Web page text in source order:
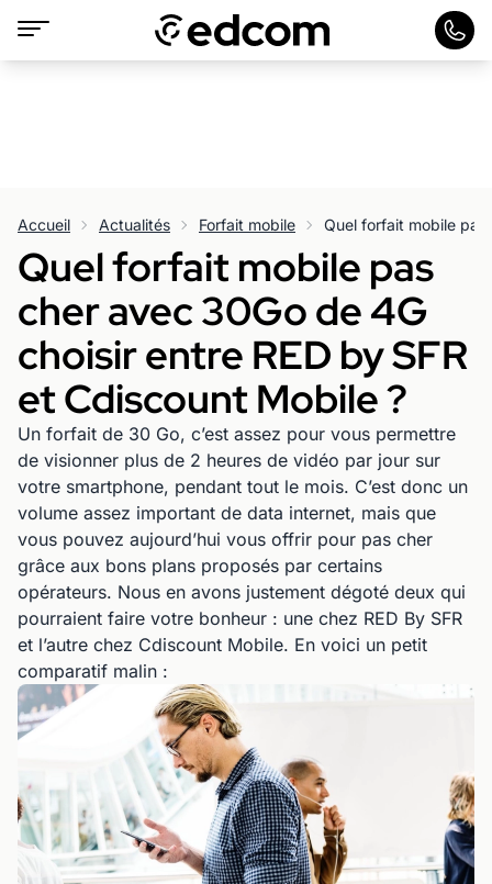
Accueil Actualités Forfait mobile
Quel forfait mobile pas
cher avec 30Go de 4G
choisir entre RED by SFR
et Cdiscount Mobile ?
Un forfait de 30 Go, c’est assez pour vous permettre
de visionner plus de 2 heures de vidéo par jour sur
votre smartphone, pendant tout le mois. C’est donc un
volume assez important de data internet, mais que
vous pouvez aujourd’hui vous offrir pour pas cher
grâce aux bons plans proposés par certains
opérateurs. Nous en avons justement dégoté deux qui
pourraient faire votre bonheur : une chez RED By SFR
et l’autre chez Cdiscount Mobile. En voici un petit
comparatif malin :